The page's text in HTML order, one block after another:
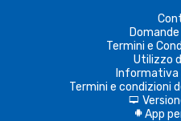
Termini e
Utilizzo
Informativa
Termini e condizioni
d
A App